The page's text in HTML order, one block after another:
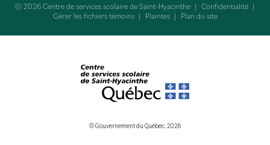
© 2026 Centre de services scolaire de Saint-Hyacinthe | Confidentialité |
Gérer les fichiers témoins | Plaintes | Plan du site
© Gouvernement du Québec. 2026